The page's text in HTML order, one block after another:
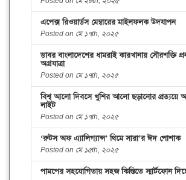
এপেক্স রিওয়ার্ডস মেম্বারের মাইলফলক উদযাপন
Posted on মে ১৭th, ২০২৫
ডাবর বাংলাদেশের ধামরাই কারখানায় সৌরশক্তি
অগ্রযাত্রা
Posted on মে ১৭th, ২০২৫
বিশ্ব আলো দিবসে খুশির আলো ছড়ানোর প্রত্যয়ে
লাইট
Posted on মে ১৭th, ২০২৫
‘রুটস অফ এ্যালিগ্যান্স’ থিমে সারা’র ঈদ পোশাক
Posted on মে ১৫th, ২০২৫
পামপের সহযোগিতায় সহজ কিস্তিতে স্মার্টফোন